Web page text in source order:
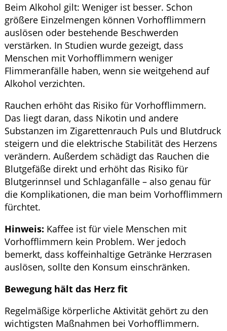
Beim Alkohol gilt: Weniger ist besser. Schon
größere Einzelmengen können Vorhofflimmern
auslösen oder bestehende Beschwerden
verstärken. In Studien wurde gezeigt, dass
Menschen mit Vorhofflimmern weniger
Flimmeranfälle haben, wenn sie weitgehend auf
Alkohol verzichten.
Rauchen erhöht das Risiko für Vorhofflimmern.
Das liegt daran, dass Nikotin und andere
Substanzen im Zigarettenrauch Puls und Blutdruck
steigern und die elektrische Stabilität des Herzens
verändern. Außerdem schädigt das Rauchen die
Blutgefäße direkt und erhöht das Risiko für
Blutgerinnsel und Schlaganfälle – also genau für
die Komplikationen, die man beim Vorhofflimmern
fürchtet.
Hinweis: Kaffee ist für viele Menschen mit
Vorhofflimmern kein Problem. Wer jedoch
bemerkt, dass koffeinhaltige Getränke Herzrasen
auslösen, sollte den Konsum einschränken.
Bewegung hält das Herz fit
Regelmäßige körperliche Aktivität gehört zu den
wichtigsten Maßnahmen bei Vorhofflimmern.